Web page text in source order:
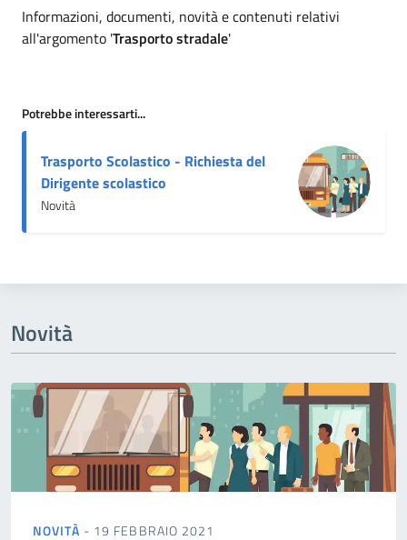
Dettagli argomento
Informazioni, documenti, novità e contenuti relativi
all'argomento 'Trasporto stradale'
Potrebbe interessarti...
Trasporto Scolastico - Richiesta del
Dirigente scolastico
Novità
Novità
NOVITÀ - 19 FEBBRAIO 2021